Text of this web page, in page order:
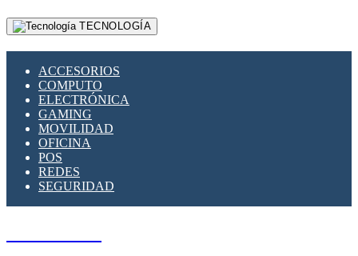
FOTOVOLTÁICOS
MONTAJE PANEL SOLAR
SUPRESOR DE TRANSIENTES SPDS PARA
APLICACIONES FOTOVOLTAICAS
TECNOLOGÍA
ACCESORIOS
COMPUTO
ELECTRÓNICA
GAMING
MOVILIDAD
OFICINA
POS
REDES
SEGURIDAD